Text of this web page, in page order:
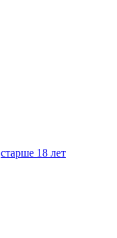
старше 18 лет